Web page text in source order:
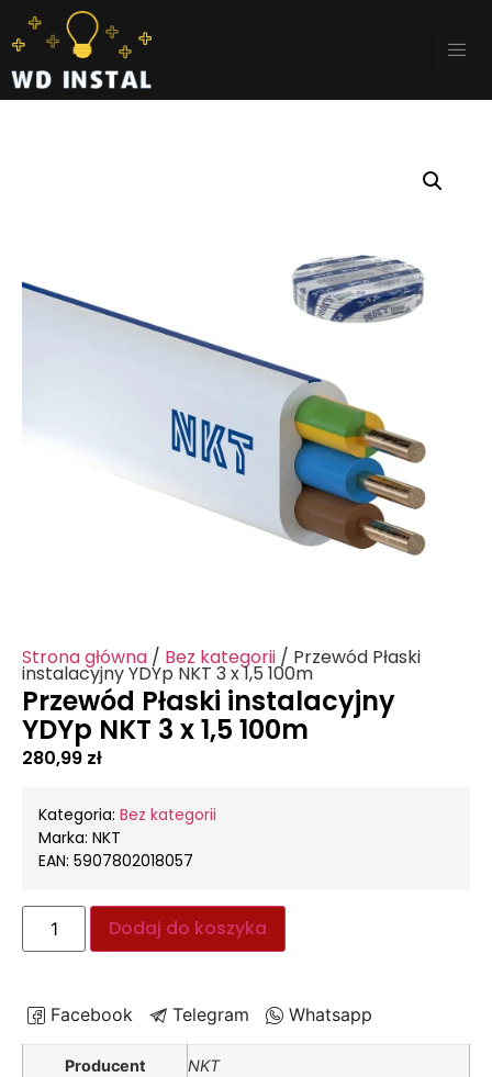
Strona główna / Bez kategorii / Przewód Płaski
instalacyjny YDYp NKT 3 x 1,5 100m
Przewód Płaski instalacyjny
YDYp NKT 3 x 1,5 100m
280,99 zł
Kategoria: Bez kategorii
Marka: NKT
EAN: 5907802018057
Dodaj do koszyka
Facebook Telegram Whatsapp
Producent NKT